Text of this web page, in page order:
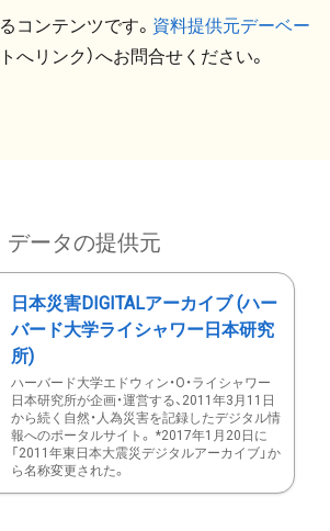
コンテンツです。 資料提供元デーベー
へリンク）へお問合せください。
データの提供元
日本災害DIGITALアーカイブ (ハー
バード大学ライシャワー日本研究
所)
ハーバード大学エドウィン・O・ライシャワー
日本研究所が企画・運営する、2011年3月11日
から続く自然・人為災害を記録したデジタル情
報へのポータルサイト。 *2017年1月20日に
「2011年東日本大震災デジタルアーカイブ」か
ら名称変更された。